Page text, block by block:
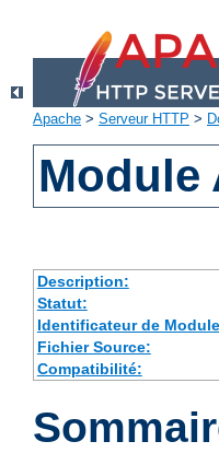
Apache > Serveur HTTP >
Module
Description:
Statut:
Identificateur de
Fichier Source:
Compatibilité: